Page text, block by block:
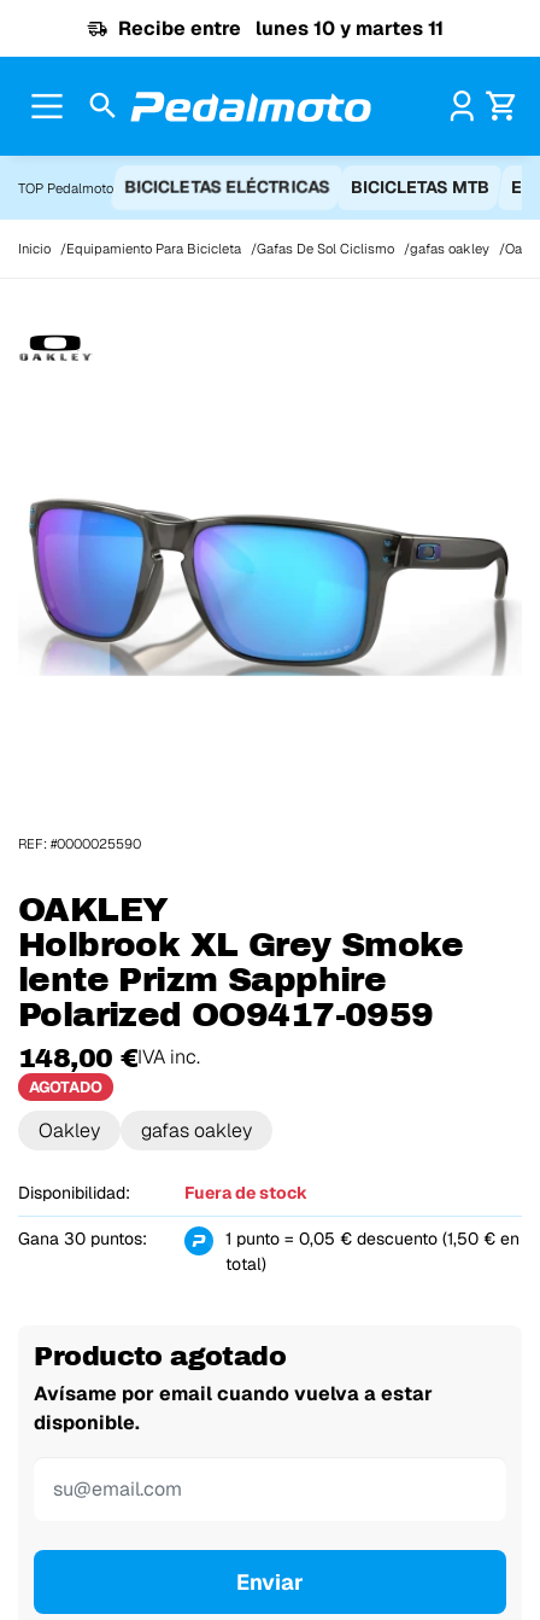
Recibe entre lunes 10 y martes 11
TOP Pedalmoto BICICLETAS ELÉCTRICAS BICICLETAS MTB
Inicio Equipamiento Para Bicicleta Gafas De Sol Ciclismo gafas oakley
OAKLEY
Holbrook XL Grey Smoke
lente Prizm Sapphire
Polarized OO9417-0959
148,00 €IVA inc.
AGOTADO
Oakley gafas oakley
Disponibilidad: Fuera de stock
Gana 30 puntos:
1 punto = 0,05 € descuento (1,50 € en
total)
Producto agotado
Avísame por email cuando vuelva a estar
disponible.
Enviar
REF: #0000025590